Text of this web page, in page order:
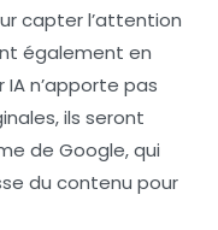
capter l’attention
également en
n’apporte pas
ils seront
de Google, qui
du contenu pour